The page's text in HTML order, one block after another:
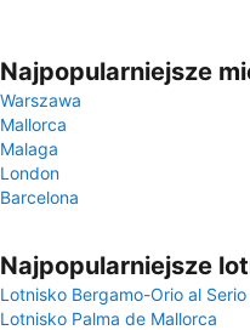
Najpopularniejsze
Warszawa
Mallorca
Malaga
London
Barcelona
Najpopularniejsze
Lotnisko Bergamo-Orio al Serio
Lotnisko Palma de Mallorca